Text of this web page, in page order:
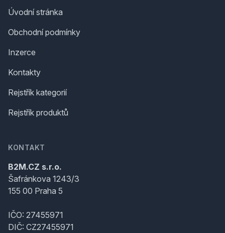
Úvodní stránka
Obchodní podmínky
Inzerce
Kontakty
Rejstřík kategorií
Rejstřík produktů
KONTAKT
B2M.CZ s.r.o.
Šafránkova 1243/3
155 00 Praha 5
IČO: 27455971
DIČ: CZ27455971